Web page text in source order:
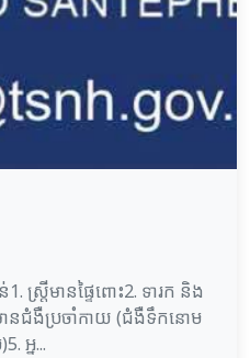
ស្ត្រីមានផ្ទៃពោះ2. ទារក និង
ានជំងឺប្រចាំកាយ (ជំងឺទឹកនោម
អ្ន...